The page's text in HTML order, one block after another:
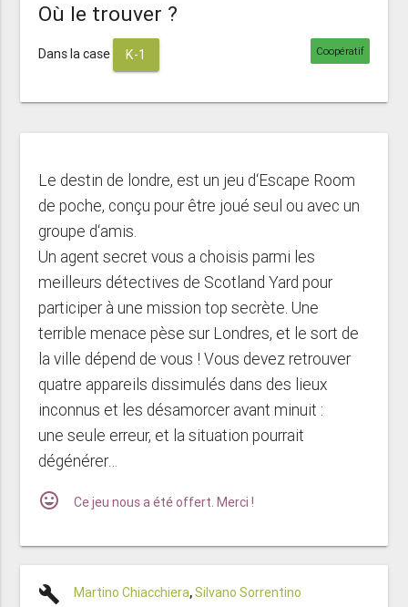
Où le trouver ?
Dans la case K-1 Coopératif
Le destin de londre, est un jeu d‘Escape Room
de poche, conçu pour être joué seul ou avec un
groupe d‘amis.
Un agent secret vous a choisis parmi les
meilleurs détectives de Scotland Yard pour
participer à une mission top secrète. Une
terrible menace pèse sur Londres, et le sort de
la ville dépend de vous ! Vous devez retrouver
quatre appareils dissimulés dans des lieux
inconnus et les désamorcer avant minuit :
une seule erreur, et la situation pourrait
dégénérer…
mood Ce jeu nous a été offert. Merci !
build Martino Chiacchiera,Silvano Sorrentino